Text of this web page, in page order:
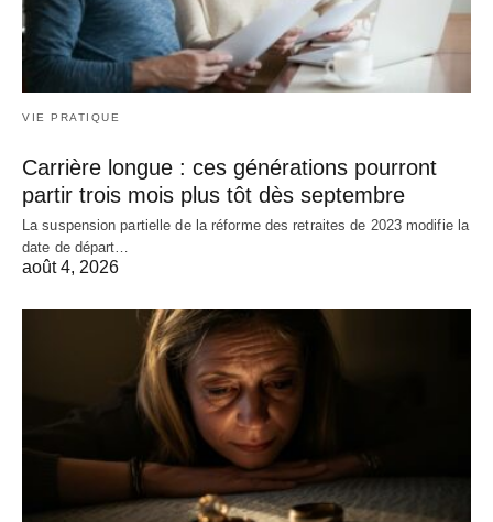
VIE PRATIQUE
Carrière longue : ces générations pourront
partir trois mois plus tôt dès septembre
La suspension partielle de la réforme des retraites de 2023 modifie la
date de départ…
août 4, 2026